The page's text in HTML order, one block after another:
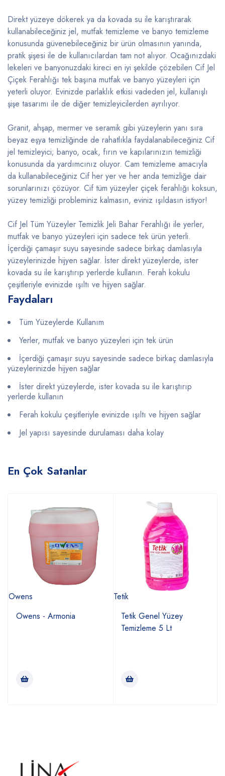
Direkt yüzeye dökerek ya da kovada su ile karıştırarak
kullanabileceğiniz jel, mutfak temizleme ve banyo temizleme
konusunda güvenebileceğiniz bir ürün olmasının yanında,
pratik şişesi ile de kullanıcılardan tam not alıyor. Ocağınızdaki
lekeleri ve banyonuzdaki kireci en iyi şekilde çözebilen Cif Jel
Çiçek Ferahlığı tek başına mutfak ve banyo yüzeyleri için
yeterli oluyor. Evinizde parlaklık etkisi vadeden jel, kullanışlı
şişe tasarımı ile de diğer temizleyicilerden ayrılıyor.
Granit, ahşap, mermer ve seramik gibi yüzeylerin yanı sıra
beyaz eşya temizliğinde de rahatlıkla faydalanabileceğiniz Cif
jel temizleyici; banyo, ocak, fırın ve kapılarınızın temizliği
konusunda da yardımcınız oluyor. Cam temizleme amacıyla
da kullanabileceğiniz Cif her yer ve her anda temizliğe dair
sorunlarınızı çözüyor. Cif tüm yüzeyler çiçek ferahlığı koksun,
yüzey temizliği probleminiz kalmasın, eviniz ışıldasın istiyor!
Cif Jel Tüm Yüzeyler Temizlik Jeli Bahar Ferahlığı ile yerler,
mutfak ve banyo yüzeyleri için sadece tek ürün yeterli.
İçerdiği çamaşır suyu sayesinde sadece birkaç damlasıyla
yüzeylerinizde hijyen sağlar. İster direkt yüzeylerde, ister
kovada su ile karıştırıp yerlerde kullanın. Ferah kokulu
çeşitleriyle evinizde ışıltı ve hijyen sağlar.
Faydaları
Tüm Yüzeylerde Kullanım
Yerler, mutfak ve banyo yüzeyleri için tek ürün
İçerdiği çamaşır suyu sayesinde sadece birkaç damlasıyla
yüzeylerinizde hijyen sağlar
İster direkt yüzeylerde, ister kovada su ile karıştırıp
yerlerde kullanın
Ferah kokulu çeşitleriyle evinizde ışıltı ve hijyen sağlar
Jel yapısı sayesinde durulaması daha kolay
En Çok Satanlar
Owens
Owens - Armonia
Tetik
Tetik Genel Yüzey
Temizleme 5 Lt